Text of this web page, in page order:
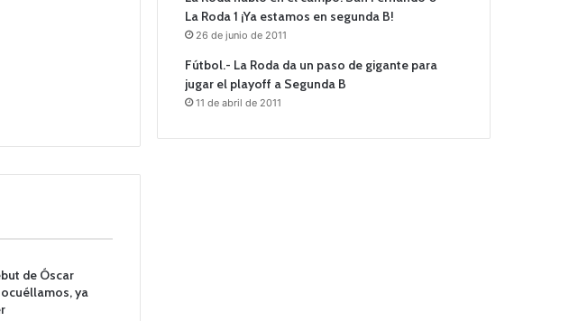
de Óscar
ya
La Roda 1 ¡Ya estamos en segunda B!
26 de junio de 2011
Fútbol.- La Roda da un paso de gigante para
jugar el playoff a Segunda B
11 de abril de 2011